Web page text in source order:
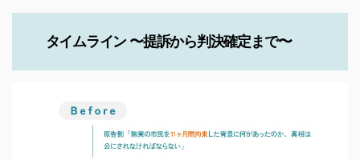
タイムライン 〜提訴から判決確定まで〜